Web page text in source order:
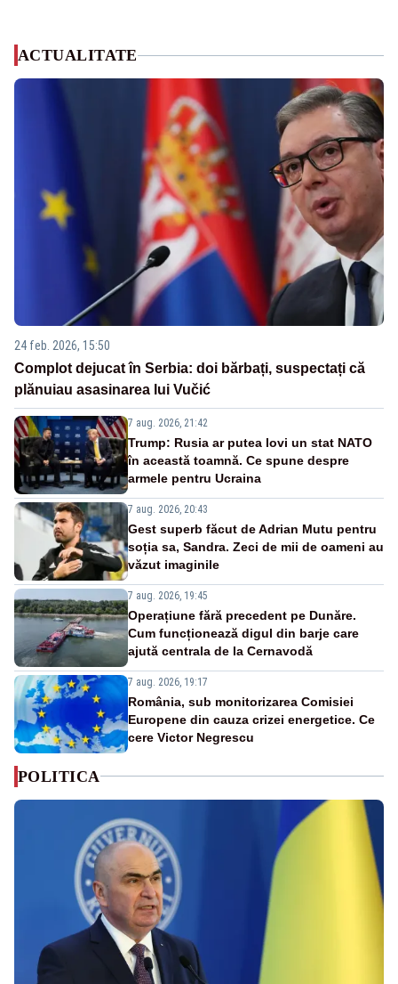
ACTUALITATE
24 feb. 2026, 15:50
Complot dejucat în Serbia: doi bărbați, suspectați că
plănuiau asasinarea lui Vučić
7 aug. 2026, 21:42
Trump: Rusia ar putea lovi un stat NATO
în această toamnă. Ce spune despre
armele pentru Ucraina
7 aug. 2026, 20:43
Gest superb făcut de Adrian Mutu pentru
soția sa, Sandra. Zeci de mii de oameni au
văzut imaginile
7 aug. 2026, 19:45
Operațiune fără precedent pe Dunăre.
Cum funcționează digul din barje care
ajută centrala de la Cernavodă
7 aug. 2026, 19:17
România, sub monitorizarea Comisiei
Europene din cauza crizei energetice. Ce
cere Victor Negrescu
POLITICA